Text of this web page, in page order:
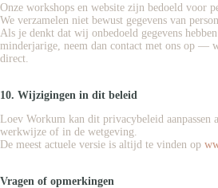
Onze workshops en website zijn bedoeld voor
We verzamelen niet bewust gegevens van
Als je denkt dat wij onbedoeld gegevens
minderjarige, neem dan contact met ons op —
direct.
10. Wijzigingen in dit beleid
Loev Workum kan dit privacybeleid aanpassen
werkwijze of in de wetgeving.
De meest actuele versie is altijd te vinden op
Vragen of opmerkingen